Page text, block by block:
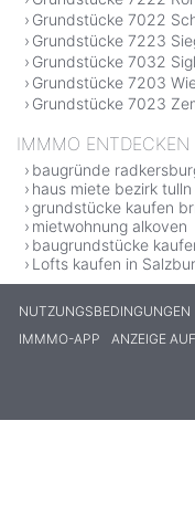
Grundstücke 7022
Grundstücke 7223
Grundstücke 7032
Grundstücke 7203
Grundstücke 7023
IMMMO ENTDECKEN
baugründe
haus miete bezirk tulln
grundstücke kaufen
mietwohnung alkoven
baugrundstücke
Lofts kaufen in
NUTZUNGSBEDINGUNGEN
IMMMO-APP
ANZEIGE